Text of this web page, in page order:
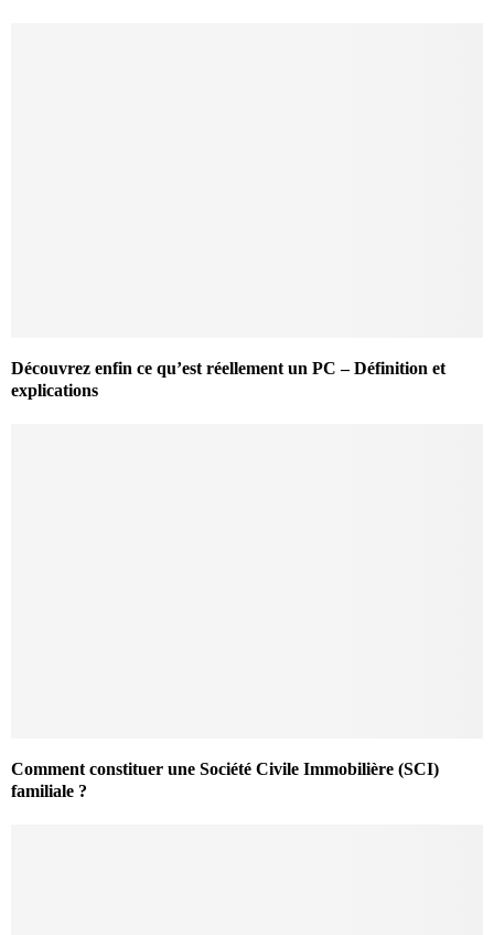
Découvrez enfin ce qu’est réellement un PC – Définition et
explications
Comment constituer une Société Civile Immobilière (SCI)
familiale ?